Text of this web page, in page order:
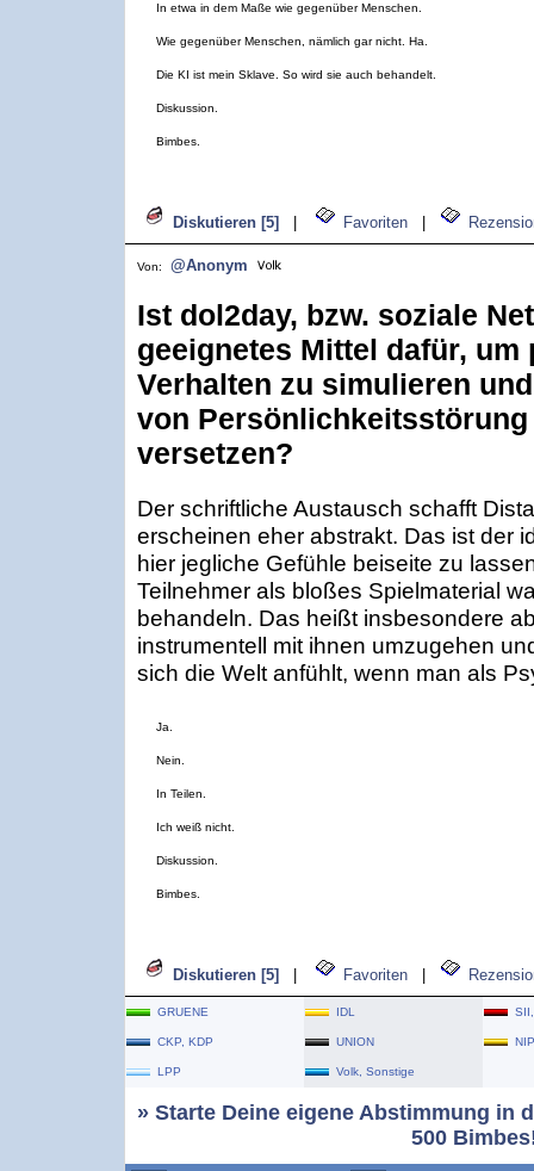
In etwa in dem Maße wie gegenüber Menschen.
Wie gegenüber Menschen, nämlich gar nicht. Ha.
Die KI ist mein Sklave. So wird sie auch behandelt.
Diskussion.
Bimbes.
Diskutieren [5] Favoriten
Von: @Anonym
Ist dol2day, bzw. soziale
geeignetes Mittel dafür,
Verhalten zu simulieren
von
versetzen?
Der schriftliche Austausch schafft
erscheinen eher abstrakt. Das ist der
hier jegliche Gefühle beiseite zu
Teilnehmer als bloßes Spielmaterial
behandeln. Das heißt insbesondere
instrumentell mit ihnen umzugehen
sich die Welt anfühlt, wenn man als
Ja.
Nein.
In Teilen.
Ich weiß nicht.
Diskussion.
Bimbes.
Diskutieren [5] Favoriten
GRUENE IDL
CKP, KDP UNION NIP
LPP Volk, Sonstige
» Starte Deine eigene Abstimmung in
500